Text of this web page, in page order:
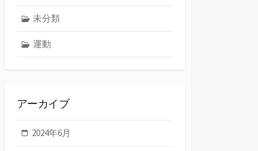
未分類
運動
アーカイブ
2024年6月